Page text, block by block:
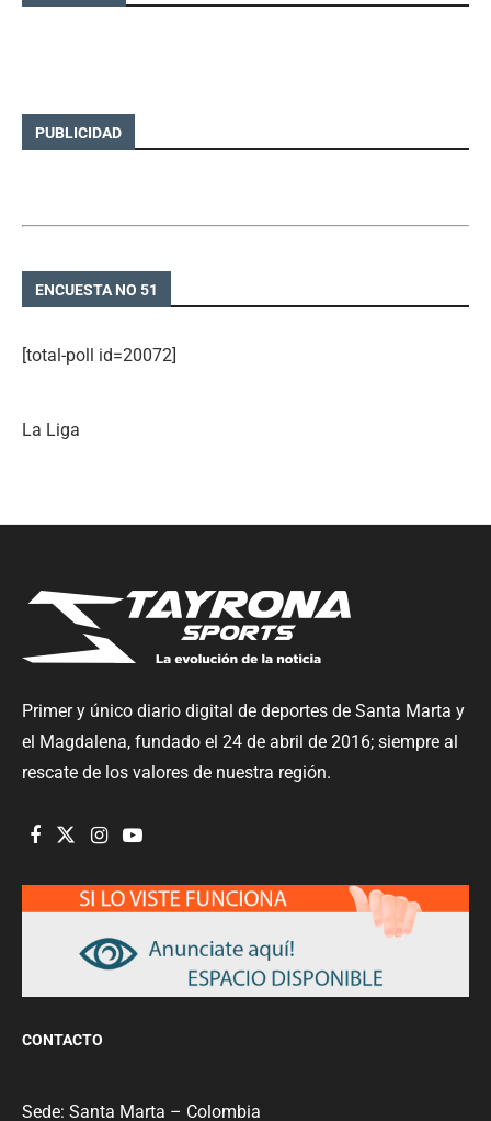
PUBLICIDAD
ENCUESTA NO 51
[total-poll id=20072]
La Liga
Primer y único diario digital de deportes de Santa Marta y
el Magdalena, fundado el 24 de abril de 2016; siempre al
rescate de los valores de nuestra región.
CONTACTO
Sede: Santa Marta – Colombia